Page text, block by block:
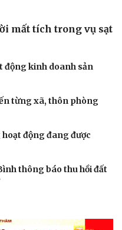
mất tích trong vụ sạt
động kinh doanh sản
từng xã, thôn phòng
động đang được
thông báo thu hồi đất